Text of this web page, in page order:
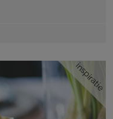
inspiratie